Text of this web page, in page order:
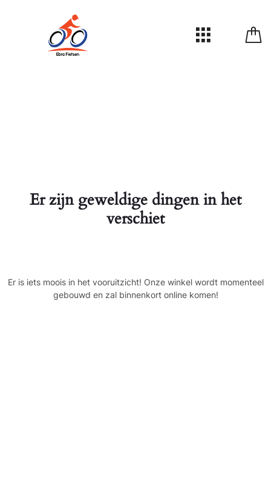
Er zijn geweldige dingen in het
verschiet
Er is iets moois in het vooruitzicht! Onze winkel wordt momenteel
gebouwd en zal binnenkort online komen!